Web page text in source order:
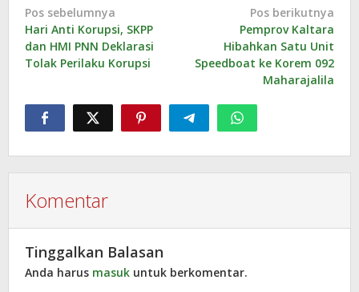
Navigasi
pos
Pos sebelumnya
Hari Anti Korupsi, SKPP
dan HMI PNN Deklarasi
Tolak Perilaku Korupsi
Pos berikutnya
Pemprov Kaltara
Hibahkan Satu Unit
Speedboat ke Korem 092
Maharajalila
Komentar
Tinggalkan Balasan
Anda harus masuk untuk berkomentar.